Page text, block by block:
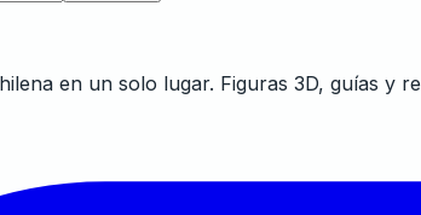
en un solo lugar. Figuras 3D, guías y